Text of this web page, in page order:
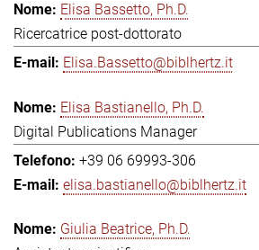
Elisa Bassetto, Ph.D.
Ricercatrice post-dottorato
Elisa.Bassetto@biblhertz.it
Elisa Bastianello, Ph.D.
Digital Publications Manager
+39 06 69993-306
elisa.bastianello@biblhertz.it
Giulia Beatrice, Ph.D.